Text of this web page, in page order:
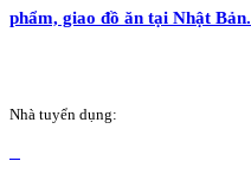
phẩm, giao đồ ăn tại Nhật Bản.
Nhà tuyển dụng: